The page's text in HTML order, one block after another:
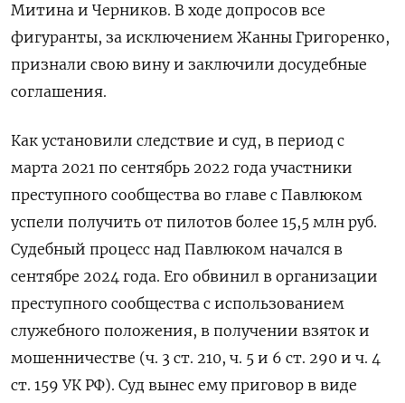
Митина и Черников. В ходе допросов все
фигуранты, за исключением Жанны Григоренко,
признали свою вину и заключили досудебные
соглашения.
Как установили следствие и суд, в период с
марта 2021 по сентябрь 2022 года участники
преступного сообщества во главе с Павлюком
успели получить от пилотов более 15,5 млн руб.
Судебный процесс над Павлюком начался в
сентябре 2024 года. Его обвинил в организации
преступного сообщества с использованием
служебного положения, в получении взяток и
мошенничестве (ч. 3 ст. 210, ч. 5 и 6 ст. 290 и ч. 4
ст. 159 УК РФ). Суд вынес ему приговор в виде